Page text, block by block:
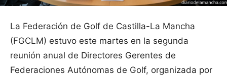
La Federación de Golf de Castilla-La Mancha
(FGCLM) estuvo este martes en la segunda
reunión anual de Directores Gerentes de
Federaciones Autónomas de Golf, organizada por